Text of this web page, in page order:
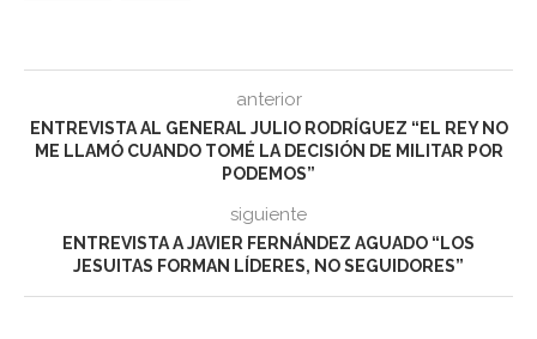
anterior
ENTREVISTA AL GENERAL JULIO RODRÍGUEZ “EL REY NO
ME LLAMÓ CUANDO TOMÉ LA DECISIÓN DE MILITAR POR
PODEMOS”
siguiente
ENTREVISTA A JAVIER FERNÁNDEZ AGUADO “LOS
JESUITAS FORMAN LÍDERES, NO SEGUIDORES”